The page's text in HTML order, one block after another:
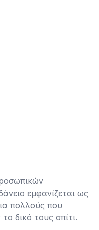
εμφανίζεται ως
πολλούς που
δικό τους σπίτι.